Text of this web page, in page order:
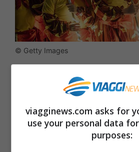
© Getty Images
3 4 5 8 9
Articoli recenti
Ricominciare da
viagginews.com asks for
use your personal data
purposes: